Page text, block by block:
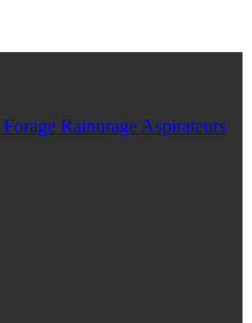
Forage Rainurage Aspirateurs